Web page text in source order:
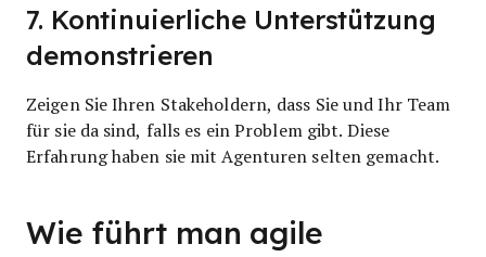
7. Kontinuierliche Unterstützung
demonstrieren
Zeigen Sie Ihren Stakeholdern, dass Sie und Ihr Team
für sie da sind, falls es ein Problem gibt. Diese
Erfahrung haben sie mit Agenturen selten gemacht.
Wie führt man agile